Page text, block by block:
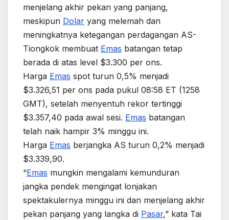
menjelang akhir pekan yang panjang,
meskipun Dolar yang melemah dan
meningkatnya ketegangan perdagangan AS-
Tiongkok membuat Emas batangan tetap
berada di atas level $3.300 per ons.
Harga Emas spot turun 0,5% menjadi
$3.326,51 per ons pada pukul 08:58 ET (1258
GMT), setelah menyentuh rekor tertinggi
$3.357,40 pada awal sesi. Emas batangan
telah naik hampir 3% minggu ini.
Harga Emas berjangka AS turun 0,2% menjadi
$3.339,90.
“Emas mungkin mengalami kemunduran
jangka pendek mengingat lonjakan
spektakulernya minggu ini dan menjelang akhir
pekan panjang yang langka di Pasar,” kata Tai